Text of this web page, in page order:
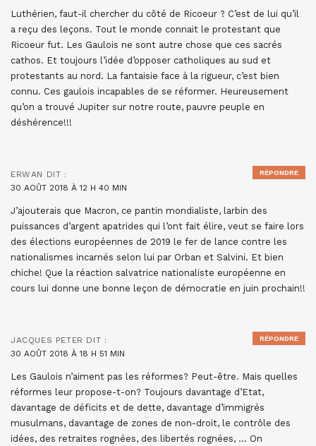
Luthérien, faut-il chercher du côté de Ricoeur ? C’est de lui qu’il
a reçu des leçons. Tout le monde connait le protestant que
Ricoeur fut. Les Gaulois ne sont autre chose que ces sacrés
cathos. Et toujours l’idée d’opposer catholiques au sud et
protestants au nord. La fantaisie face à la rigueur, c’est bien
connu. Ces gaulois incapables de se réformer. Heureusement
qu’on a trouvé Jupiter sur notre route, pauvre peuple en
déshérence!!!
ERWAN DIT :
30 AOÛT 2018 À 12 H 40 MIN
J’ajouterais que Macron, ce pantin mondialiste, larbin des
puissances d’argent apatrides qui l’ont fait élire, veut se faire lors
des élections européennes de 2019 le fer de lance contre les
nationalismes incarnés selon lui par Orban et Salvini. Et bien
chiche! Que la réaction salvatrice nationaliste européenne en
cours lui donne une bonne leçon de démocratie en juin prochain!!
RÉPONDRE
JACQUES PETER DIT :
30 AOÛT 2018 À 18 H 51 MIN
Les Gaulois n’aiment pas les réformes? Peut-être. Mais quelles
réformes leur propose-t-on? Toujours davantage d’Etat,
davantage de déficits et de dette, davantage d’immigrés
musulmans, davantage de zones de non-droit, le contrôle des
idées, des retraites rognées, des libertés rognées, … On
RÉPONDRE